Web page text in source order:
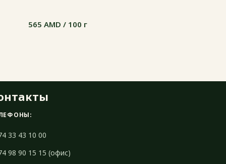
565 AMD / 100 г
33 43 10 00
98 90 15 15 (офис)